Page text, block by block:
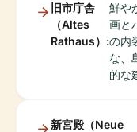
旧市庁舎
（Altes
Rathaus）:
鮮や
画と
の内
な、
的な
新宮殿（Neue